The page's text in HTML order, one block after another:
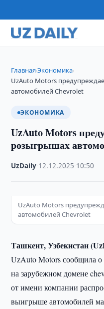
Главная›Экономика›
UzAuto Motors
автомобилей Chevrolet
ЭКОНОМИКА
UzAuto Motors
розыгрышах
UzDaily 12.12.2025 10:50
UzAuto Motors
автомобилей Chevrolet
Ташкент, Узбекистан
UzAuto Motors сообщила о
на зарубежном домене
от имени компании
выигрыше автомобилей